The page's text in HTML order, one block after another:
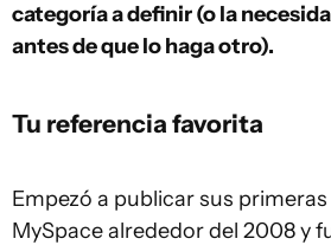
categoría a definir (o la
antes de que lo haga otro).
Tu referencia favorita
Empezó a publicar sus
MySpace alrededor del 2008 y